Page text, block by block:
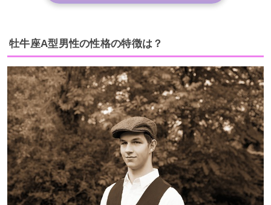
牡牛座A型男性の性格の特徴は？